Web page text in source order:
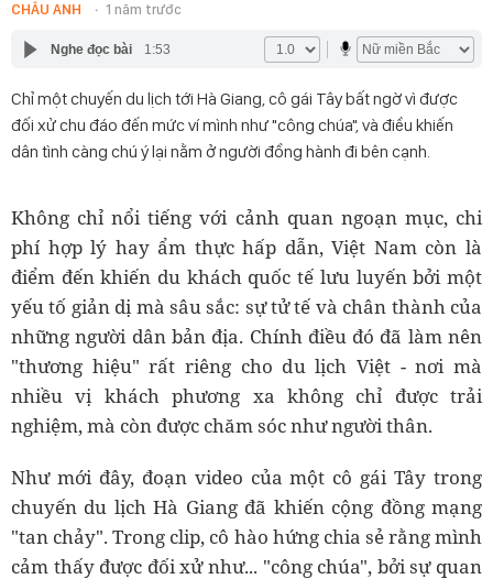
CHÂU ANH 1 năm trước
Nghe đọc bài 1:53
Chỉ một chuyến du lịch tới Hà Giang, cô gái Tây bất ngờ vì được
đối xử chu đáo đến mức ví mình như "công chúa", và điều khiến
dân tình càng chú ý lại nằm ở người đồng hành đi bên cạnh.
Không chỉ nổi tiếng với cảnh quan ngoạn mục, chi
phí hợp lý hay ẩm thực hấp dẫn, Việt Nam còn là
điểm đến khiến du khách quốc tế lưu luyến bởi một
yếu tố giản dị mà sâu sắc: sự tử tế và chân thành của
những người dân bản địa. Chính điều đó đã làm nên
"thương hiệu" rất riêng cho du lịch Việt - nơi mà
nhiều vị khách phương xa không chỉ được trải
nghiệm, mà còn được chăm sóc như người thân.
Như mới đây, đoạn video của một cô gái Tây trong
chuyến du lịch Hà Giang đã khiến cộng đồng mạng
"tan chảy". Trong clip, cô hào hứng chia sẻ rằng mình
cảm thấy được đối xử như... "công chúa", bởi sự quan